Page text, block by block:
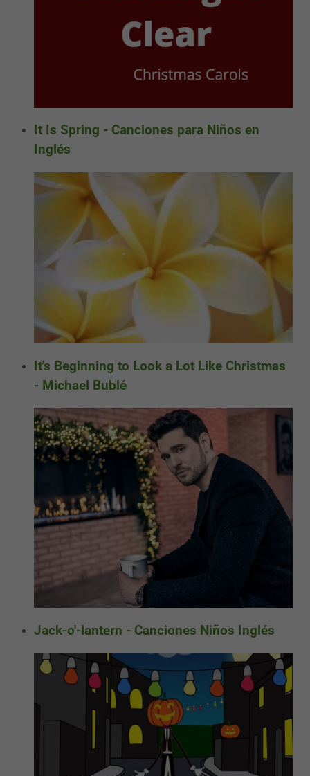
It Is Spring - Canciones para Niños en
Inglés
It's Beginning to Look a Lot Like Christmas
- Michael Bublé
Jack-o'-lantern - Canciones Niños Inglés